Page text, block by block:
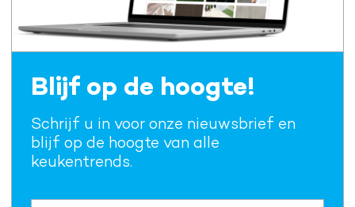
Blijf op de hoogte!
Schrijf u in voor onze nieuwsbrief en
blijf op de hoogte van alle
keukentrends.